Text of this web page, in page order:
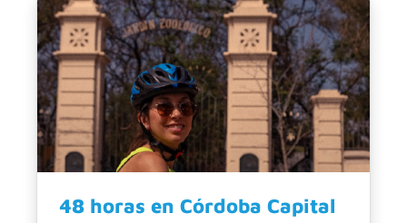
48 horas en Córdoba Capital